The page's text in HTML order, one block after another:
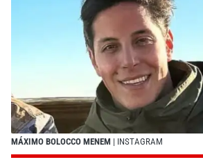
MÁXIMO BOLOCCO MENEM | INSTAGRAM